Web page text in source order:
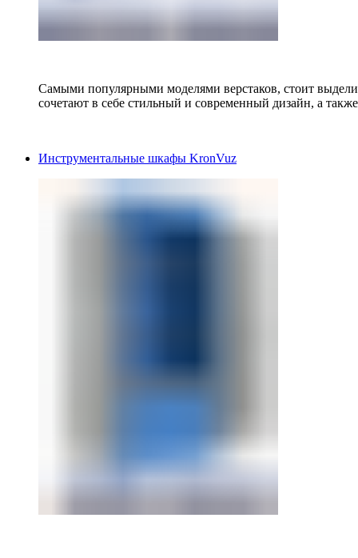
Самыми популярными моделями верстаков, стоит
сочетают в себе стильный и современный дизайн, а
Инструментальные шкафы KronVuz